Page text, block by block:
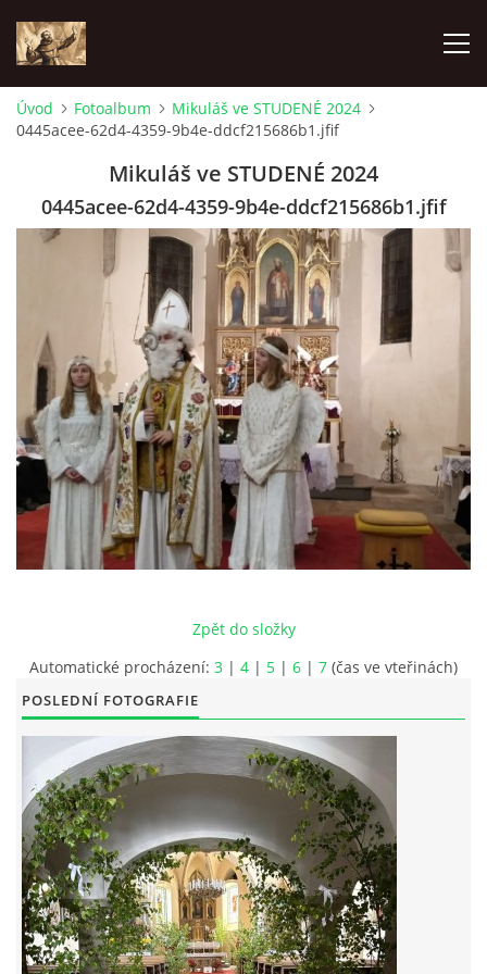
ÚVOD
KONTAKTY
SAMOFINANCOVÁNÍ
PASTORAČNÍ RADA
SPRAVOVANÉ FARNOSTI
HISTORIE FARNOSTÍ
POŘAD BOHOSLUŽEB
AKTUALITY
ŽIVOTOPISY SVATÝCH
DUCHOVNÍ SLOVO
ÚVAHA MĚSÍCE
Úvod Fotoalbum
Mikuláš ve STUDENÉ 2024
0445acee-62d4-4359-9b4e-ddcf215686b1.jfif
Mikuláš ve STUDENÉ 2024
0445acee-62d4-4359-9b4e-ddcf215686b1.jfif
Zpět do složky
Automatické procházení: 3 | 4 | 5 | 6 | 7 (čas ve vteřinách)
POSLEDNÍ FOTOGRAFIE